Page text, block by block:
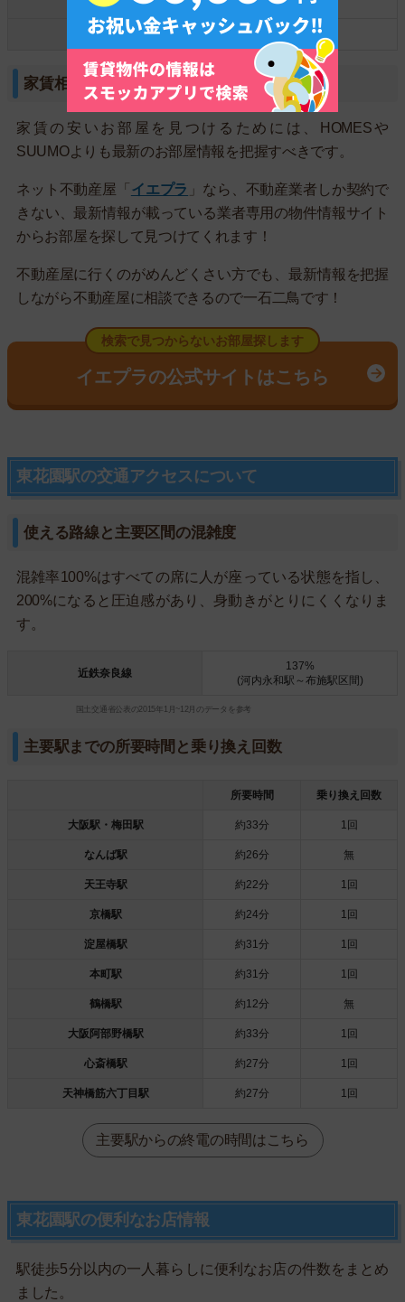
瓢箪山 3.7万円
枚岡 3.2万円
家賃相場より安いお部屋は見つかりにくい
家賃の安いお部屋を見つけるためには、HOMESや
SUUMOよりも最新のお部屋情報を把握すべきです。
ネット不動産屋「 イエプラ 」なら、不動産業者しか契約で
きない、最新情報が載っている業者専用の物件情報サイト
からお部屋を探して見つけてくれます！
不動産屋に行くのがめんどくさい方でも、最新情報を把握
しながら不動産屋に相談できるので一石二鳥です！
検索で見つからないお部屋探します
イエプラの公式サイトはこちら
東花園駅の交通アクセスについて
使える路線と主要区間の混雑度
混雑率100%はすべての席に人が座っている状態を指し、
200%になると圧迫感があり、身動きがとりにくくなりま
す。
近鉄奈良線
137%
(河内永和駅～布施駅区間)
国土交通省公表の2015年1月~12月のデータを参考
主要駅までの所要時間と乗り換え回数
所要時間 乗り換え回数
大阪駅・梅田駅 約33分 1回
なんば駅 約26分 無
天王寺駅 約22分 1回
京橋駅 約24分 1回
淀屋橋駅 約31分 1回
本町駅 約31分 1回
鶴橋駅 約12分 無
大阪阿部野橋駅 約33分 1回
心斎橋駅 約27分 1回
天神橋筋六丁目駅 約27分 1回
主要駅からの終電の時間はこちら
東花園駅の便利なお店情報
駅徒歩5分以内の一人暮らしに便利なお店の件数をまとめ
ました。